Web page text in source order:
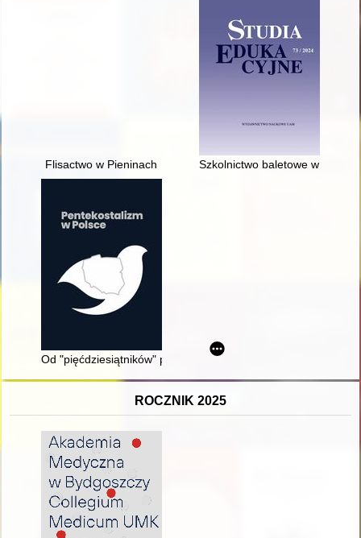
Flisactwo w Pieninach Szkolnictwo baletowe w
Od "pięćdziesiątników" przez "nogoumywalców" i "prostaków"
ROCZNIK 2025